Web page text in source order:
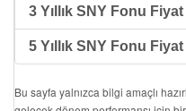
3 Yıllık SNY Fonu
5 Yıllık SNY Fonu
Bu sayfa yalnızca bilgi amaçlı